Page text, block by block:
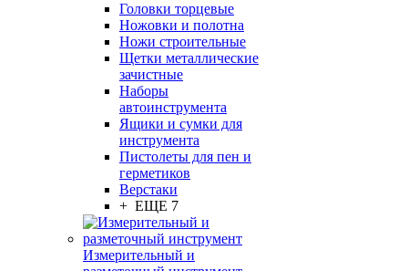
Головки торцевые
Ножовки и полотна
Ножи строительные
Щетки металлические
зачистные
Наборы
автоинструмента
Ящики и сумки для
инструмента
Пистолеты для пен и
герметиков
Верстаки
+ ЕЩЕ 7
Измерительный и